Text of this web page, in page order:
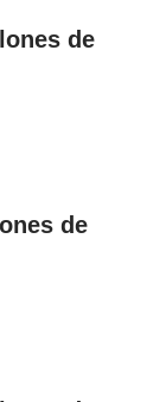
de
de